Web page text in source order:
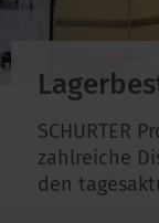
SCHURTER
zahlreiche
den